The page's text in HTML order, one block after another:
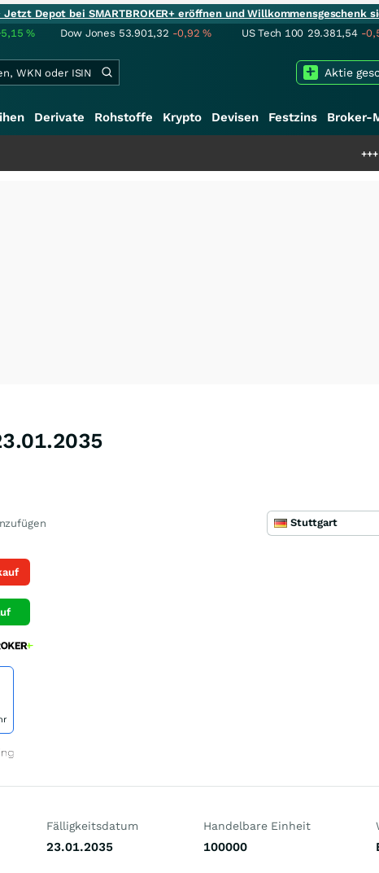
Jetzt Depot bei SMARTBROKER+ eröffnen und Willkommensgeschenk
% Dow Jones 53.901,32 -0,92% US Tech 100 29.381,54 -
Aktie
Derivate Rohstoffe Krypto Devisen Festzins Broker-
Schwere
Stuttgart
Fälligkeitsdatum
23.01.2035
Handelbare Einheit
100000